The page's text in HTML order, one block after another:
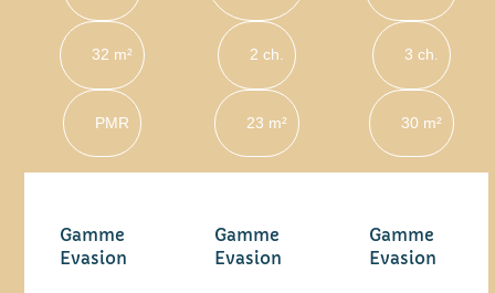
32 m²
PMR
Gamme
Evasion
2 ch.
23 m²
Gamme
Evasion
3 ch.
30 m²
Gamme
Evasion